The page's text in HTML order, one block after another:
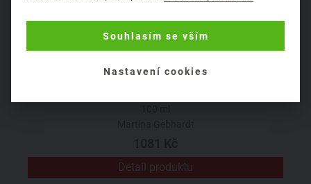
Detail produktu
Souhlasím se vším
Nastavení cookies